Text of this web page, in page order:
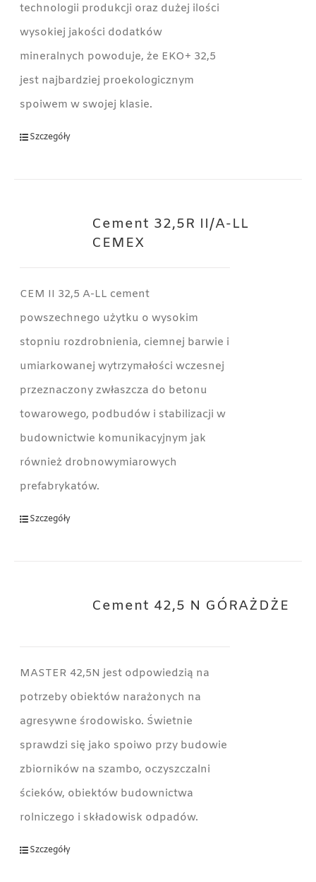
technologii produkcji oraz dużej ilości
wysokiej jakości dodatków
mineralnych powoduje, że EKO+ 32,5
jest najbardziej proekologicznym
spoiwem w swojej klasie.
Szczegóły
Cement 32,5R II/A-LL
CEMEX
CEM II 32,5 A-LL cement
powszechnego użytku o wysokim
stopniu rozdrobnienia, ciemnej barwie i
umiarkowanej wytrzymałości wczesnej
przeznaczony zwłaszcza do betonu
towarowego, podbudów i stabilizacji w
budownictwie komunikacyjnym jak
również drobnowymiarowych
prefabrykatów.
Szczegóły
Cement 42,5 N GÓRAŻDŻE
MASTER 42,5N jest odpowiedzią na
potrzeby obiektów narażonych na
agresywne środowisko. Świetnie
sprawdzi się jako spoiwo przy budowie
zbiorników na szambo, oczyszczalni
ścieków, obiektów budownictwa
rolniczego i składowisk odpadów.
Szczegóły